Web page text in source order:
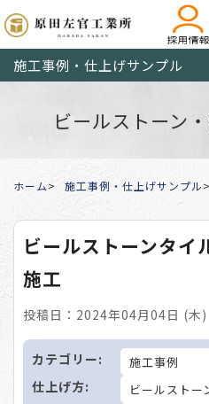
施工事例・仕上げサンプル
ビールストーン
ホーム 施工事例・仕上げサンプル
ビールストーンタイ
施工
投稿日：2024年04月04日 (木)
カテゴリー: 施工事例
仕上げ方: ビールストー